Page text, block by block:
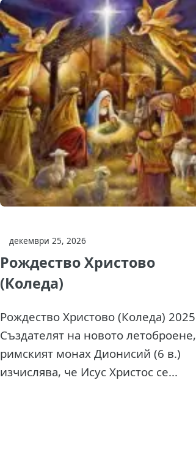
декември 25, 2026
Рождество Христово
(Коледа)
Рождество Христово (Коледа) 2025
Създателят на новото летоброене,
римският монах Дионисий (6 в.)
изчислява, че Исус Христос се...